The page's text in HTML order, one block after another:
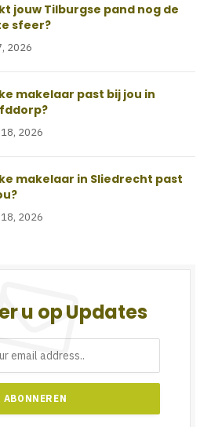
jouw Tilburgse pand nog de
sfeer?
2026
makelaar past bij jou in
2026
makelaar in Sliedrecht past
2026
u op Updates